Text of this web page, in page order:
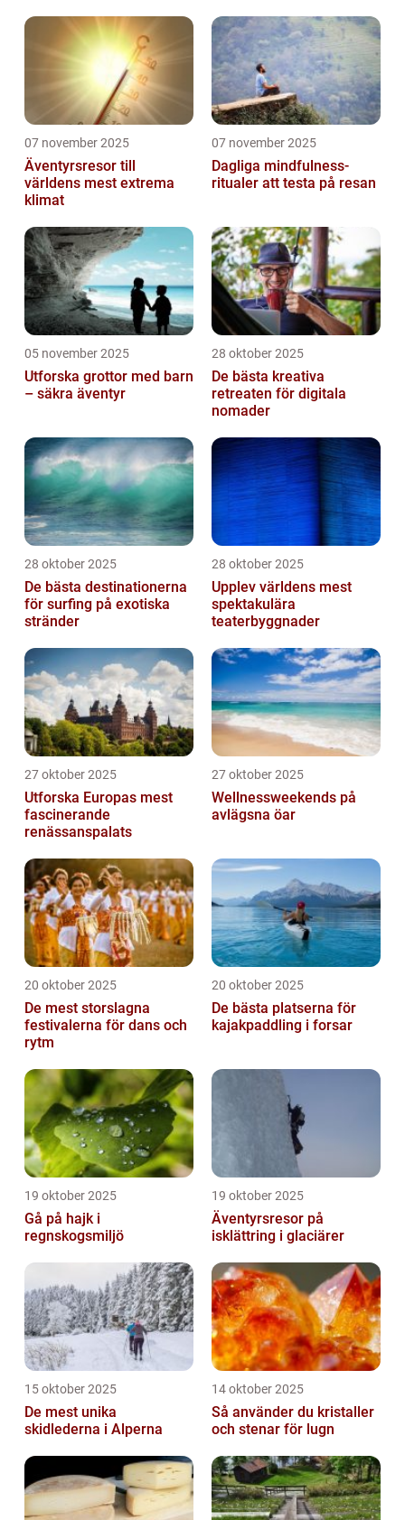
07 november 2025
Äventyrsresor till
världens mest extrema
klimat
07 november 2025
Dagliga mindfulness-
ritualer att testa på resan
05 november 2025
Utforska grottor med barn
– säkra äventyr
28 oktober 2025
De bästa kreativa
retreaten för digitala
nomader
28 oktober 2025
De bästa destinationerna
för surfing på exotiska
stränder
28 oktober 2025
Upplev världens mest
spektakulära
teaterbyggnader
27 oktober 2025
Utforska Europas mest
fascinerande
renässanspalats
27 oktober 2025
Wellnessweekends på
avlägsna öar
20 oktober 2025
De mest storslagna
festivalerna för dans och
rytm
20 oktober 2025
De bästa platserna för
kajakpaddling i forsar
19 oktober 2025
Gå på hajk i
regnskogsmiljö
19 oktober 2025
Äventyrsresor på
isklättring i glaciärer
15 oktober 2025
De mest unika
skidlederna i Alperna
14 oktober 2025
Så använder du kristaller
och stenar för lugn